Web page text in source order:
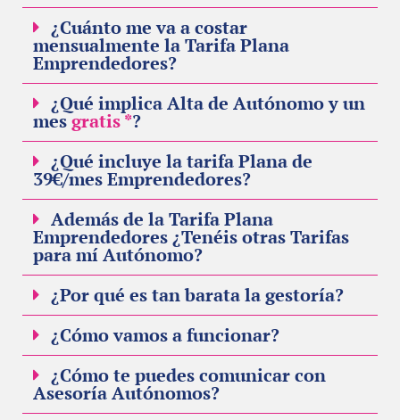
¿Cuánto me va a costar
mensualmente la Tarifa Plana
Emprendedores?
¿Qué implica Alta de Autónomo y un
mesgratis *?
¿Qué incluye la tarifa Plana de
39€/mes Emprendedores?
Además de la Tarifa Plana
Emprendedores ¿Tenéis otras Tarifas
para mí Autónomo?
¿Por qué es tan barata la gestoría?
¿Cómo vamos a funcionar?
¿Cómo te puedes comunicar con
Asesoría Autónomos?